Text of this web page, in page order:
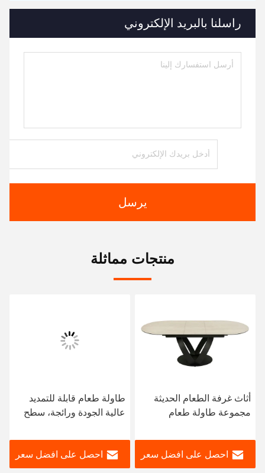
راسلنا بالبريد الإلكتروني
يرسل
منتجات مماثلة
أثاث غرفة الطعام الحديثة
مجموعة طاولة طعام
الشكل قابلة للتمديد مع
كراسي 6 مقاعد للبيعاحصل على افضل سعر
طاولة طعام قابلة للتمديد
عالية الجودة ورائجة، سطح
الفولاذ المقاوم للصدأ، أثاث
غرفة الطعاماحصل على افضل سعر